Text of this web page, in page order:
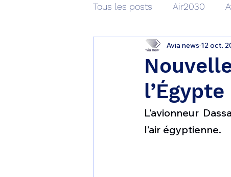
Tous les posts Air2030
Aviation & Défense
Patrimoine aéronautique
1 er avril Motorisation
l’Égypte
Avia news 12 oct.
L’avionneur
l’air égyptienne.